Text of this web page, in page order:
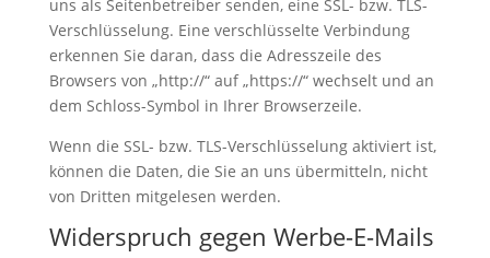
uns als Seitenbetreiber senden, eine SSL- bzw. TLS-
Verschlüsselung. Eine verschlüsselte Verbindung
erkennen Sie daran, dass die Adresszeile des
Browsers von „http://“ auf „https://“ wechselt und an
dem Schloss-Symbol in Ihrer Browserzeile.
Wenn die SSL- bzw. TLS-Verschlüsselung aktiviert ist,
können die Daten, die Sie an uns übermitteln, nicht
von Dritten mitgelesen werden.
Widerspruch gegen Werbe-E-Mails